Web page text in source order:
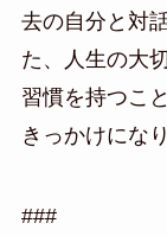
去の自分と対
た、人生の大
習慣を持つこ
きっかけにな
###